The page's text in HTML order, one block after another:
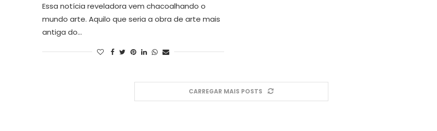
Essa notícia reveladora vem chacoalhando o
mundo arte. Aquilo que seria a obra de arte mais
antiga do…
CARREGAR MAIS POSTS